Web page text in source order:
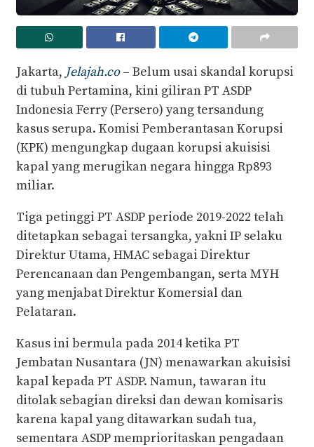
Jakarta, Jelajah.co– Belum usai skandal korupsi
di tubuh Pertamina, kini giliran PT ASDP
Indonesia Ferry (Persero) yang tersandung
kasus serupa. Komisi Pemberantasan Korupsi
(KPK) mengungkap dugaan korupsi akuisisi
kapal yang merugikan negara hingga Rp893
miliar.
Tiga petinggi PT ASDP periode 2019-2022 telah
ditetapkan sebagai tersangka, yakni IP selaku
Direktur Utama, HMAC sebagai Direktur
Perencanaan dan Pengembangan, serta MYH
yang menjabat Direktur Komersial dan
Pelataran.
Kasus ini bermula pada 2014 ketika PT
Jembatan Nusantara (JN) menawarkan akuisisi
kapal kepada PT ASDP. Namun, tawaran itu
ditolak sebagian direksi dan dewan komisaris
karena kapal yang ditawarkan sudah tua,
sementara ASDP memprioritaskan pengadaan